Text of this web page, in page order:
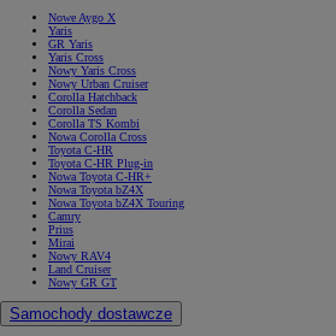
Nowe Aygo X
Yaris
GR Yaris
Yaris Cross
Nowy Yaris Cross
Nowy Urban Cruiser
Corolla Hatchback
Corolla Sedan
Corolla TS Kombi
Nowa Corolla Cross
Toyota C-HR
Toyota C-HR Plug-in
Nowa Toyota C-HR+
Nowa Toyota bZ4X
Nowa Toyota bZ4X Touring
Camry
Prius
Mirai
Nowy RAV4
Land Cruiser
Nowy GR GT
Samochody dostawcze